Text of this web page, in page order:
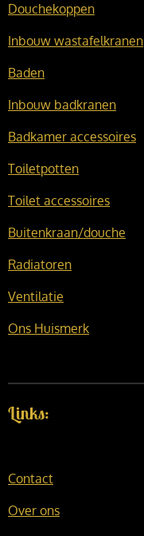
Douchekoppen
Inbouw wastafelkranen
Baden
Inbouw badkranen
Badkamer accessoires
Toiletpotten
Toilet accessoires
Buitenkraan/douche
Radiatoren
Ventilatie
Ons Huismerk
Links:
Contact
Over ons